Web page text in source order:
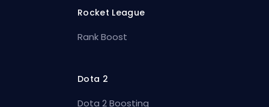
Rocket League
Rank Boost
Dota 2
Dota 2 Boosting